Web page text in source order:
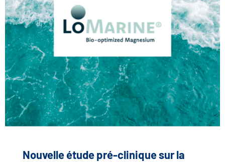
Nouvelle étude pré-clinique sur la